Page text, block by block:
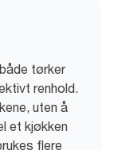
tørker
renhold.
uten å
et kjøkken
flere